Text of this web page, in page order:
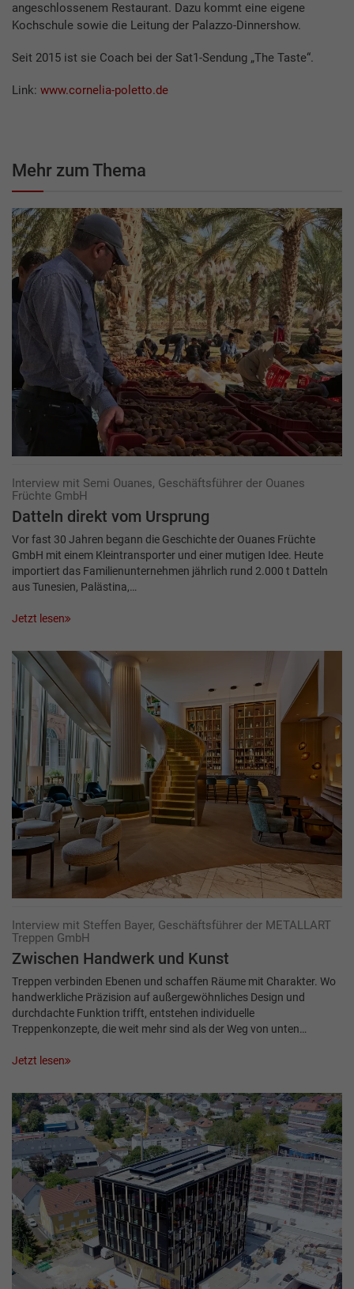
angeschlossenem Restaurant. Dazu kommt eine eigene
Kochschule sowie die Leitung der Palazzo-Dinnershow.
Seit 2015 ist sie Coach bei der Sat1-Sendung „The Taste“.
Link: www.cornelia-poletto.de
Mehr zum Thema
Interview mit Semi Ouanes, Geschäftsführer der Ouanes
Früchte GmbH
Datteln direkt vom Ursprung
Vor fast 30 Jahren begann die Geschichte der Ouanes Früchte
GmbH mit einem Kleintransporter und einer mutigen Idee. Heute
importiert das Familienunternehmen jährlich rund 2.000 t Datteln
aus Tunesien, Palästina,…
Jetzt lesen
Interview mit Steffen Bayer, Geschäftsführer der METALLART
Treppen GmbH
Zwischen Hand­werk und Kunst
Treppen verbinden Ebenen und schaffen Räume mit Charakter. Wo
handwerkliche Präzision auf außergewöhnliches Design und
durchdachte Funktion trifft, entstehen individuelle
Treppenkonzepte, die weit mehr sind als der Weg von unten…
Jetzt lesen